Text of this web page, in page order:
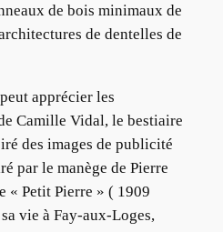
de bois minimaux de
de dentelles de
apprécier les
Camille Vidal, le bestiaire
des images de publicité
par le manège de Pierre
« Petit Pierre » ( 1909
vie à Fay-aux-Loges,